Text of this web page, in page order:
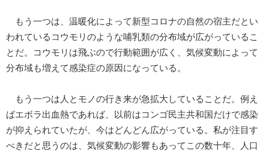
もう一つは、温暖化によって新型コロナの自然の宿主だとい
われているコウモリのような哺乳類の分布域が広がっているこ
とだ。コウモリは飛ぶので行動範囲が広く、気候変動によって
分布域も増えて感染症の原因になっている。
もう一つは人とモノの行き来が急拡大していることだ。例え
ばエボラ出血熱であれば、以前はコンゴ民主共和国だけで感染
が抑えられていたが、今はどんどん広がっている。私が注目す
べきだと思うのは、気候変動の影響もあってこの数十年、人口